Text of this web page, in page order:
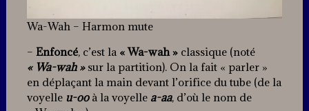
Wa-Wah – Harmon mute
– Enfoncé, c’est la « Wa-wah » classique (noté
« Wa-wah »sur la partition). On la fait « parler »
en déplaçant la main devant l’orifice du tube (de la
voyelle u-ooà la voyelle a-aa, d’où le nom de